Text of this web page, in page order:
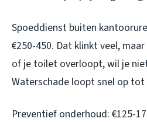
Spoeddienst buiten
€250-450. Dat klinkt veel,
of je toilet overloopt, wil je
Waterschade loopt snel op tot
Preventief onderhoud: €125-